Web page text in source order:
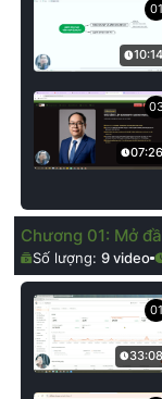
01
10:14
07:26
Chương 01: Mở
Số lượng:9 video
01
33:08